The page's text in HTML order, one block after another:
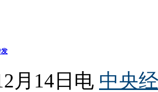
月14日电 中央